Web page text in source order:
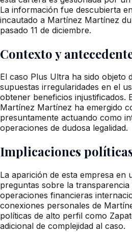
La información fue descubierta
incautado a Martínez Martínez
pasado 11 de diciembre.
Contexto y
El caso Plus Ultra ha sido objeto
supuestas irregularidades en el
obtener beneficios injustificados.
Martínez Martínez ha emergido
presuntamente actuando como
operaciones de dudosa legalidad.
Implicaciones
La aparición de esta empresa en
preguntas sobre la
operaciones financieras
conexiones personales de
políticas de alto perfil como
adicional de complejidad al caso.